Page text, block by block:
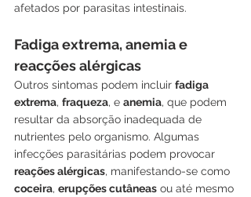
afetados por parasitas intestinais.
Fadiga extrema, anemia e
reacções alérgicas
Outros sintomas podem incluir fadiga
extrema, fraqueza, e anemia, que podem
resultar da absorção inadequada de
nutrientes pelo organismo. Algumas
infecções parasitárias podem provocar
reações alérgicas, manifestando-se como
coceira, erupções cutâneas ou até mesmo